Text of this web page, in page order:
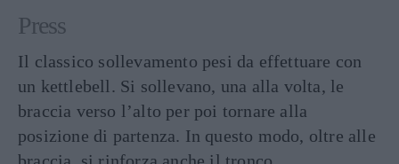
Press
Il classico sollevamento pesi da effettuare con
un kettlebell. Si sollevano, una alla volta, le
braccia verso l’alto per poi tornare alla
posizione di partenza. In questo modo, oltre alle